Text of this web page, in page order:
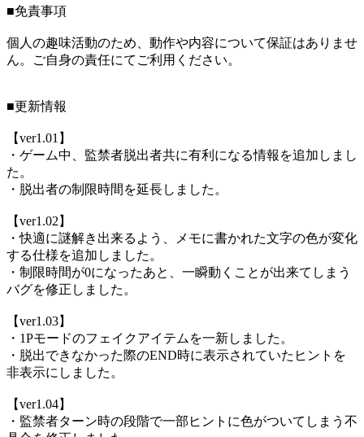
■免責事項
個人の趣味活動のため、動作や内容について保証はありませ
ん。ご自身の責任にてご利用ください。
■更新情報
【ver1.01】
・ゲーム中、監禁者脱出者共に有利になる情報を追加しまし
た。
・脱出者の制限時間を延長しました。
【ver1.02】
・快適に謎解き出来るよう、メモに書かれた文字の色が変化
する仕様を追加しました。
・制限時間が0になったあと、一瞬動くことが出来てしまう
バグを修正しました。
【ver1.03】
・1Pモードのフェイクアイテムを一新しました。
・脱出できなかった際のEND時に表示されていたヒントを
非表示にしました。
【ver1.04】
・監禁者ターン時の段階で一部ヒントに色がついてしまう不